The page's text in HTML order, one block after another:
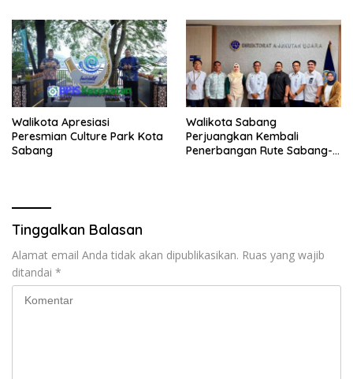
Walikota Apresiasi
Peresmian Culture Park Kota
Sabang
Walikota Sabang
Perjuangkan Kembali
Penerbangan Rute Sabang-
Tinggalkan Balasan
Alamat email Anda tidak akan dipublikasikan. Ruas yang wajib
ditandai *